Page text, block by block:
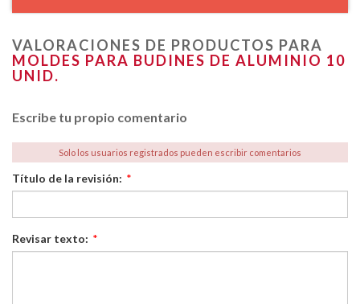
VALORACIONES DE PRODUCTOS PARA
MOLDES PARA BUDINES DE ALUMINIO 10
UNID.
Escribe tu propio comentario
Solo los usuarios registrados pueden escribir comentarios
Título de la revisión: *
Revisar texto: *